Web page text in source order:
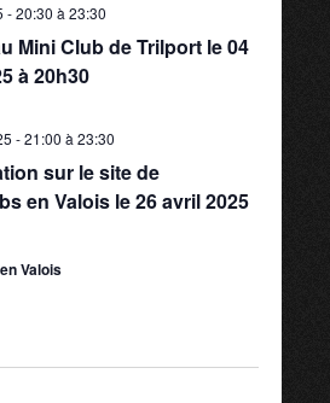
e
É
n
Mini Club de Trilport le 04
à 20h30
- 20:30 à 23:30
sur le site de
en Valois le 26 avril 2025
- 21:00 à 23:30
Valois